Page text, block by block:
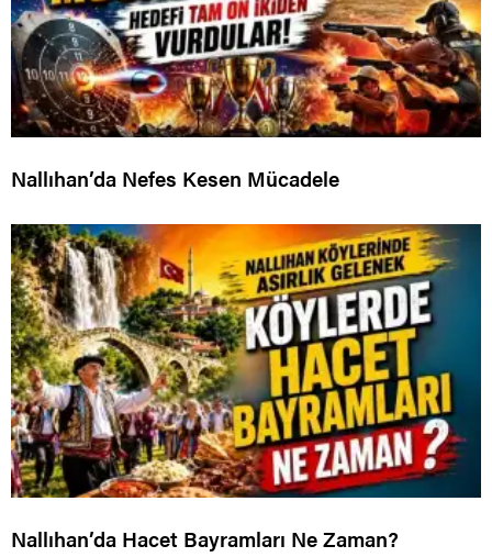
Nallıhan’da Nefes Kesen Mücadele
Nallıhan’da Hacet Bayramları Ne Zaman?